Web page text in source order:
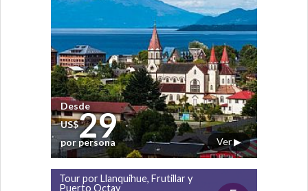
Ver ▶
Desde
US$29
por persona
Tour por Llanquihue, Frutillar y
Puerto Octay